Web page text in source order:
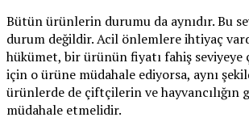
Bütün ürünlerin durumu da aynıdır. Bu
durum değildir. Acil önlemlere ihtiyaç
hükümet, bir ürünün fiyatı fahiş seviyeye
için o ürüne müdahale ediyorsa, aynı
ürünlerde de çiftçilerin ve hayvancılığın
müdahale etmelidir.